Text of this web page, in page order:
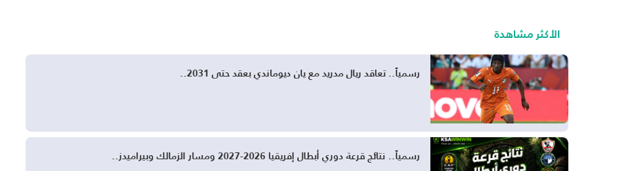
الأكثر مشاهدة
رسمياً.. تعاقد ريال مدريد مع يان ديوماندي بعقد حتى 2031..
رسمياً.. نتائج قرعة دوري أبطال إفريقيا 2026-2027 ومسار الزمالك وبيراميدز..